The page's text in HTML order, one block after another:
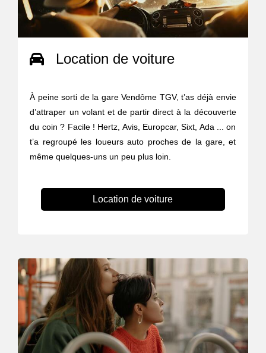
Location de voiture
À peine sorti de la gare Vendôme TGV, t’as déjà envie
d’attraper un volant et de partir direct à la découverte
du coin ? Facile ! Hertz, Avis, Europcar, Sixt, Ada ... on
t’a regroupé les loueurs auto proches de la gare, et
même quelques-uns un peu plus loin.
Location de voiture